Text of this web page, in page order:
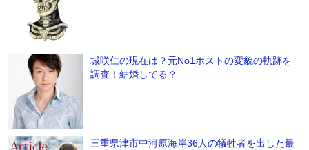
城咲仁の現在は？元No1ホストの変貌の軌跡を
調査！結婚してる？
三重県津市中河原海岸36人の犠牲者を出した最